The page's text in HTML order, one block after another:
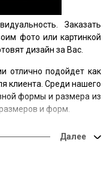
Заказать
фото или картинкой
дизайн за Вас.
отлично подойдет как
клиента. Среди нашего
формы и размера из
и форм.